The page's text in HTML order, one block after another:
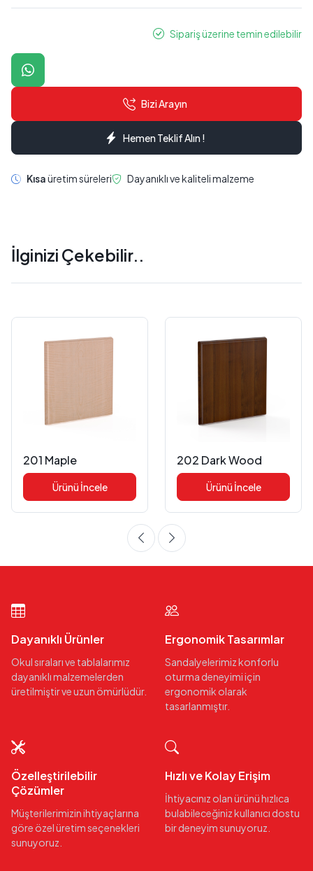
Sipariş üzerine temin edilebilir
Bizi Arayın
Hemen Teklif Alın !
Kısaüretim süreleri Dayanıklı ve kaliteli malzeme
İlginizi Çekebilir..
201 Maple
Ürünü İncele
202 Dark Wood
Ürünü İncele
Dayanıklı Ürünler
Okul sıraları ve tablalarımız
dayanıklı malzemelerden
üretilmiştir ve uzun ömürlüdür.
Ergonomik Tasarımlar
Sandalyelerimiz konforlu
oturma deneyimi için
ergonomik olarak
tasarlanmıştır.
Özelleştirilebilir
Çözümler
Müşterilerimizin ihtiyaçlarına
göre özel üretim seçenekleri
sunuyoruz.
Hızlı ve Kolay Erişim
İhtiyacınız olan ürünü hızlıca
bulabileceğiniz kullanıcı dostu
bir deneyim sunuyoruz.